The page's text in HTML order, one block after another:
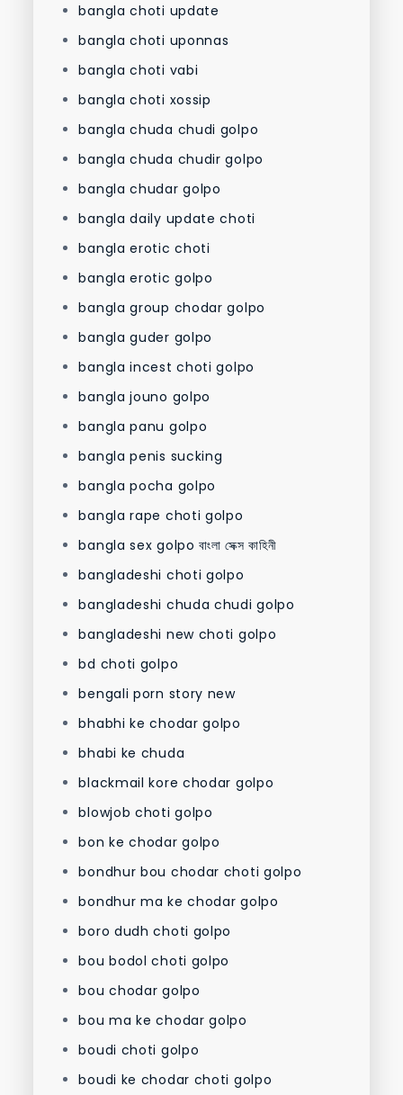
bangla choti update
bangla choti uponnas
bangla choti vabi
bangla choti xossip
bangla chuda chudi golpo
bangla chuda chudir golpo
bangla chudar golpo
bangla daily update choti
bangla erotic choti
bangla erotic golpo
bangla group chodar golpo
bangla guder golpo
bangla incest choti golpo
bangla jouno golpo
bangla panu golpo
bangla penis sucking
bangla pocha golpo
bangla rape choti golpo
bangla sex golpo বাংলা সেক্স কাহিনী
bangladeshi choti golpo
bangladeshi chuda chudi golpo
bangladeshi new choti golpo
bd choti golpo
bengali porn story new
bhabhi ke chodar golpo
bhabi ke chuda
blackmail kore chodar golpo
blowjob choti golpo
bon ke chodar golpo
bondhur bou chodar choti golpo
bondhur ma ke chodar golpo
boro dudh choti golpo
bou bodol choti golpo
bou chodar golpo
bou ma ke chodar golpo
boudi choti golpo
boudi ke chodar choti golpo